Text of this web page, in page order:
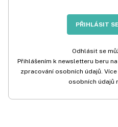
PŘIHLÁSIT
Odhlásit se
Přihlášením k newsletteru beru
zpracování osobních údajů.
osobních údajů